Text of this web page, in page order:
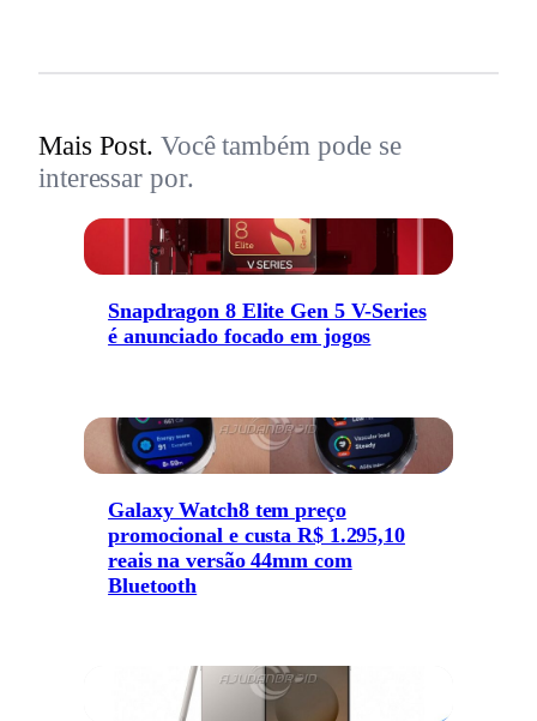
Mais Post. Você também pode se
interessar por.
Snapdragon 8 Elite Gen 5 V-Series
é anunciado focado em jogos
Galaxy Watch8 tem preço
promocional e custa R$ 1.295,10
reais na versão 44mm com
Bluetooth